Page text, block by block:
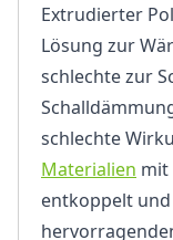
Extrudierter
Lösung zur
schlechte zur
schlechte
Materialien mit
entkoppelt